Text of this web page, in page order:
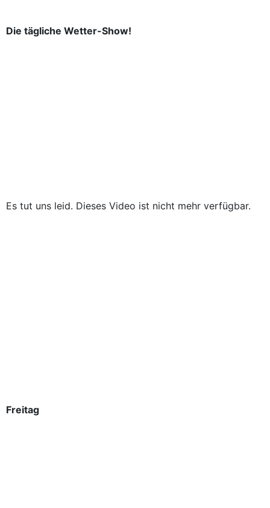
Die tägliche Wetter-Show!
Es tut uns leid. Dieses Video ist nicht mehr verfügbar.
Freitag